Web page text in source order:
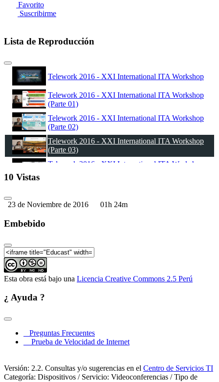
Favorito
Suscribirme
Lista de Reproducción
Telework 2016 - XXI International ITA Workshop
Telework 2016 - XXI International ITA Workshop
(Parte 01)
Telework 2016 - XXI International ITA Workshop
(Parte 02)
Telework 2016 - XXI International ITA Workshop
(Parte 03)
Telework 2016 - XXI International ITA Workshop
Telework 2016 - XXI International ITA Workshop
Telework 2016 - XXI International ITA Workshop
Telework 2016 - XXI International ITA Workshop
(Parte 11)
Telework 2016 - XXI International ITA Workshop
10 Vistas
23 de Noviembre de 2016 01h 24m
Embebido
Esta obra está bajo una Licencia Creative Commons 2.5 Perú
¿ Ayuda ?
Preguntas Frecuentes
Prueba de Velocidad de Internet
Versión: 2.2. Consultas y/o sugerencias en el Centro de Servicios TI
Categoría: Dispositivos / Servicio: Videoconferencias / Tipo de